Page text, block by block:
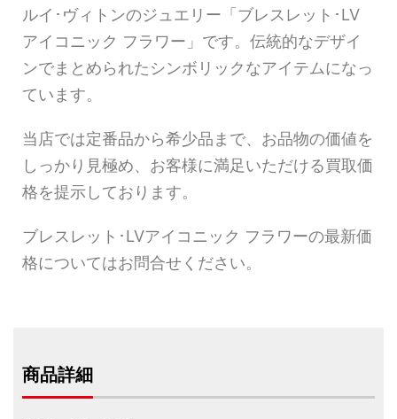
ルイ･ヴィトンのジュエリー「ブレスレット･LV
アイコニック フラワー」です。伝統的なデザイ
ンでまとめられたシンボリックなアイテムになっ
ています。
当店では定番品から希少品まで、お品物の価値を
しっかり見極め、お客様に満足いただける買取価
格を提示しております。
ブレスレット･LVアイコニック フラワーの最新価
格についてはお問合せください。
商品詳細